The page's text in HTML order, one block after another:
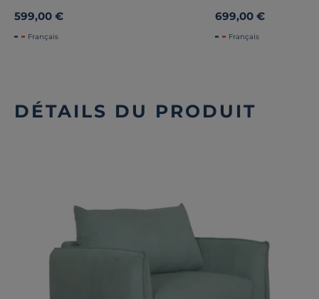
599,00 €
Français
699,00 €
Français
DÉTAILS DU PRODUIT